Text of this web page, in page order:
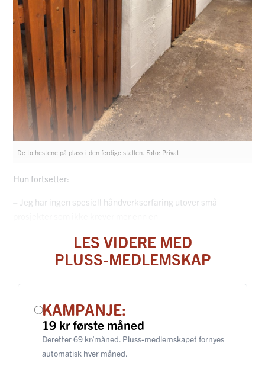
De to hestene på plass i den ferdige stallen. Foto: Privat
Hun fortsetter:
– Jeg har ingen spesiell håndverkserfaring utover små
LES VIDERE MED
PLUSS-MEDLEMSKAP
KAMPANJE:
19 kr første måned
Deretter 69 kr/måned. Pluss-medlemskapet fornyes
automatisk hver måned.